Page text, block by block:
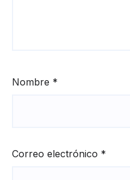
Nombre *
Correo electrónico *